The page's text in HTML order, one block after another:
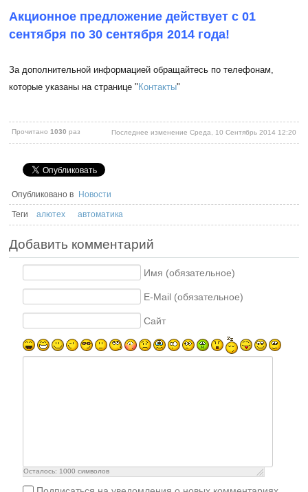
Акционное предложение действует с 01
сентября по 30 сентября 2014 года!
За дополнительной информацией обращайтесь по телефонам,
которые указаны на странице "Контакты"
Прочитано 1030 раз Последнее изменение Среда, 10 Сентябрь 2014 12:20
Опубликовано в Новости
Теги алютех автоматика
Добавить комментарий
Имя (обязательное)
E-Mail (обязательное)
Сайт
Осталось: 1000 символов